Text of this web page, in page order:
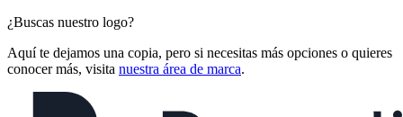
¿Buscas nuestro logo?
Aquí te dejamos una copia, pero si necesitas más opciones o quieres
conocer más, visita nuestra área de marca.